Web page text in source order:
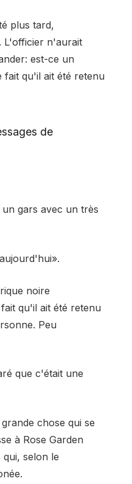
plus tard,
L'officier n'aurait
est-ce un
fait qu'il ait été retenu
de
gars avec un très
noire
qu'il ait été retenu
Peu
que c'était une
chose qui se
à Rose Garden
selon le